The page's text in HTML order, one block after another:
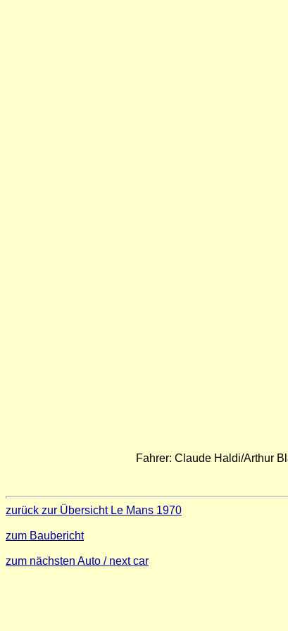
Fahrer: Claude Haldi/Arthur
zurück zur Übersicht Le Mans 1970
zum Baubericht
zum nächsten Auto / next car